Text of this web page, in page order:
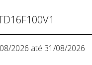
2026 até 31/08/2026